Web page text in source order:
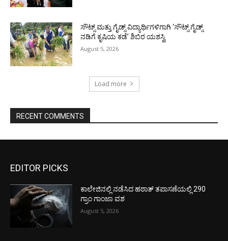
ಸೌಟ್ಸ್ ಮತ್ತು ಗೈಡ್ಸ್ ವಿದ್ಯಾರ್ಥಿಗಳಿಗಾಗಿ ‘ಸೌಟ್ಸ್ ಗೈಡ್ಸ್
ನಡಿಗೆ ಕೃಷಿಯ ಕಡೆ’ ಶಿಬಿರ ಯಶಸ್ವಿ
August 5, 2026
Load more
RECENT COMMENTS
EDITOR PICKS
ಕಾಲೇಜಿನಲ್ಲಿ ನಡೆಸಿದ ಹಠಾತ್ ತಪಾಸಣೆಯಲ್ಲಿ 290
ಗ್ರಾಂ ಗಾಂಜಾ ವಶ
August 5, 2026